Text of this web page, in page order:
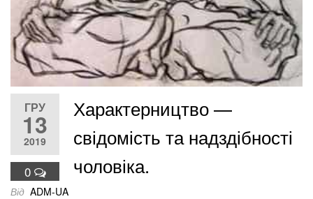
ГРУ
13
2019
0
Характерництво —
свідомість та надздібності
чоловіка.
Від ADM-UA